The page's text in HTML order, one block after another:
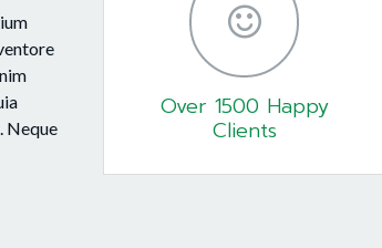
Neque
Over 1500 Happy
Clients